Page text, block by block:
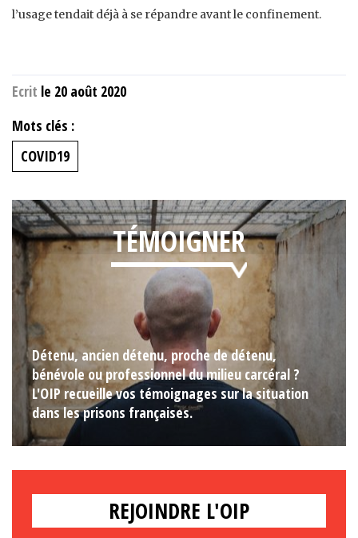
l’usage tendait déjà à se répandre avant le confinement.
Ecrit le 20 août 2020
Mots clés :
COVID19
TÉMOIGNER
Détenu, ancien détenu, proche de détenu,
bénévole ou professionnel du milieu carcéral ?
L'OIP recueille vos témoignages sur la situation
dans les prisons françaises.
REJOINDRE L'OIP